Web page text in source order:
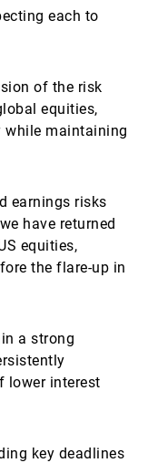
each to
of the risk
equities,
while maintaining
earnings risks
have returned
equities,
the flare-up in
a strong
lower interest
key deadlines